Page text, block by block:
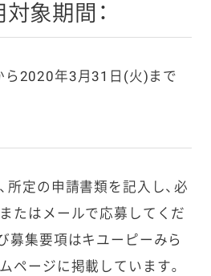
象期間：
2020年3月31日(火)まで
所定の申請書類を記入し、必
たはメールで応募してくだ
募集要項はキユーピーみら
ページに掲載しています。